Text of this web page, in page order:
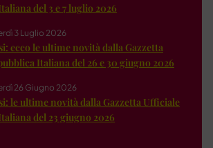
del 3 e 7 luglio 2026
3 Luglio 2026
ecco le ultime novità dalla Gazzetta
Italiana del 26 e 30 giugno 2026
26 Giugno 2026
le ultime novità dalla Gazzetta Ufficiale
del 23 giugno 2026